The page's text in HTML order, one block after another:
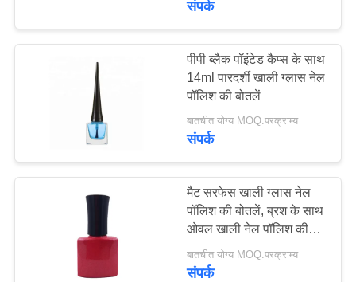
लोशन पंप
63
ग्लास ड्रिपर
13
संपर्क
पीपी ब्लैक पॉइंटेड कैप्स के साथ
14ml पारदर्शी खाली ग्लास नेल
पॉलिश की बोतलें
बातचीत योग्य MOQ:परक्राम्य
संपर्क
मैट सरफेस खाली ग्लास नेल
पॉलिश की बोतलें, ब्रश के साथ
ओवल खाली नेल पॉलिश की
बोतलें
बातचीत योग्य MOQ:परक्राम्य
संपर्क